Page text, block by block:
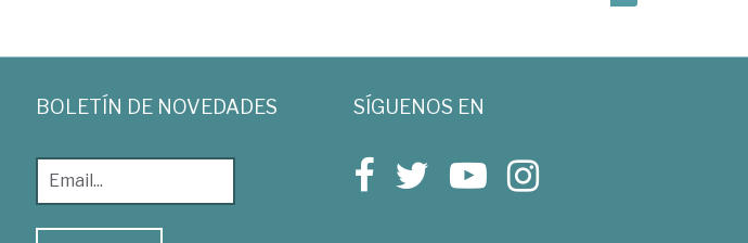
BOLETÍN DE NOVEDADES SÍGUENOS EN